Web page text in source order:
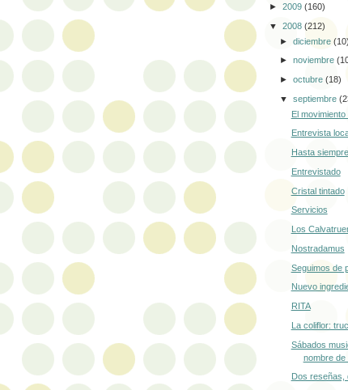
► 2009 (160)
▼ 2008 (212)
►diciembre(10)
►noviembre
►octubre(18)
▼septiembre
El movimiento
Entrevista
Hasta siempre
Entrevistado
Cristal tintado
Servicios
Los
Nostradamus
Seguimos de
Nuevo
RITA
La coliflor:
Sábados
nombre de
Dos reseñas,